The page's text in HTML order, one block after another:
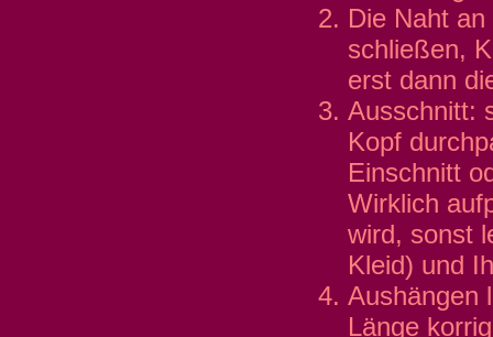
Die Naht
schließen,
erst dann
Ausschnitt:
Kopf
Einschnitt
Wirklich
wird, sonst
Kleid) und
Aushängen
Länge